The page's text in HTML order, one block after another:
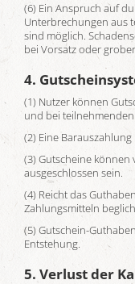
(6) Ein Anspruch auf
Unterbrechungen aus
sind möglich.
bei Vorsatz oder
4.
(1) Nutzer können
und bei
(2) Eine
(3) Gutscheine
ausgeschlossen sein.
(4) Reicht das
Zahlungsmitteln
(5) Gutschein-
Entstehung.
5. Verlust der